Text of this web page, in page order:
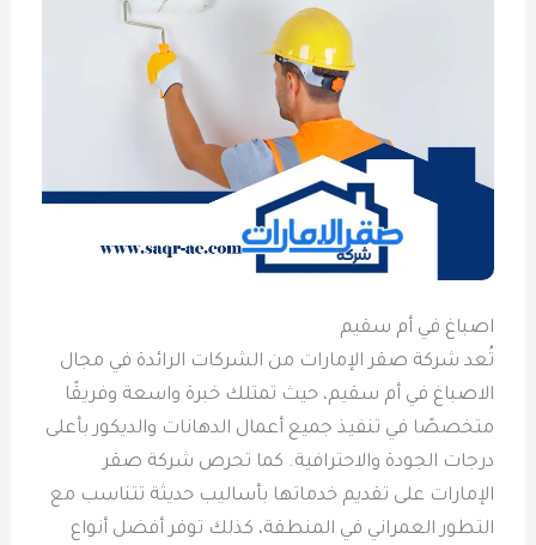
اصباغ في أم سقيم
تُعد شركة صقر الإمارات من الشركات الرائدة في مجال
الاصباغ في أم سقيم، حيث تمتلك خبرة واسعة وفريقًا
متخصصًا في تنفيذ جميع أعمال الدهانات والديكور بأعلى
درجات الجودة والاحترافية. كما تحرص شركة صقر
الإمارات على تقديم خدماتها بأساليب حديثة تتناسب مع
التطور العمراني في المنطقة، كذلك توفر أفضل أنواع